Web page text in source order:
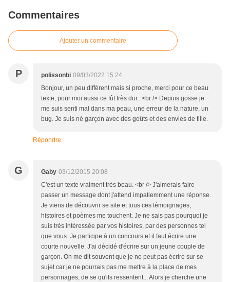
Commentaires
Ajouter un commentaire
P polissonbi 09/03/2022 15:24
Bonjour, un peu différent mais si proche, merci pour ce beau
texte, pour moi aussi ce fût très dur...<br /> Depuis gosse je
me suis senti mal dans ma peau, une erreur de la nature, un
bug. Je suis né garçon avec des goûts et des envies de fille.
Répondre
G Gaby 03/12/2015 20:08
C'est un texte vraiment très beau. <br /> J'aimerais faire
passer un message dont j'attend impatiemment une réponse.
Je viens de découvrir se site et tous ces témoignages,
histoires et poèmes me touchent. Je ne sais pas pourquoi je
suis très intéressée par vos histoires, par des personnes tel
que vous. Je participe à un concours et il faut écrire une
courte nouvelle. J'ai décidé d'écrire sur un jeune couple de
garçon. On me dit souvent que je ne peut pas écrire sur se
sujet car je ne pourrais pas me mettre à la place de mes
personnages, de se qu'ils ressentent... Alors je cherche une